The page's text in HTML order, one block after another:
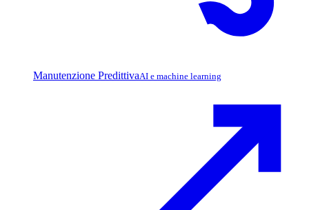
Manutenzione PredittivaAI e machine learning